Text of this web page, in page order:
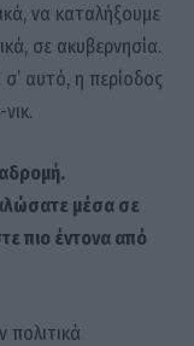
να καταλήξουμε
σε ακυβερνησία.
αυτό, η περίοδος
μέσα σε
πιο έντονα από